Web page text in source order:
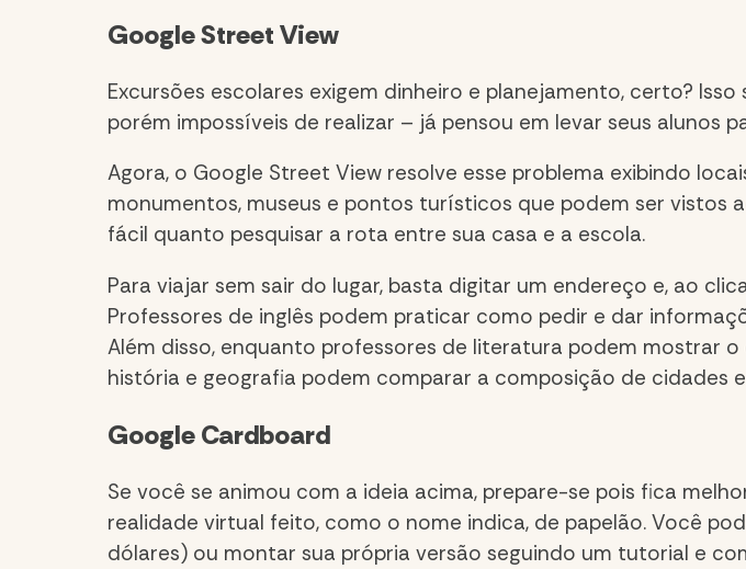
Google Street View
Excursões escolares exigem dinheiro e planejamento, certo?
porém impossíveis de realizar – já pensou em levar seus alunos
Agora, o Google Street View resolve esse problema exibindo
monumentos, museus e pontos turísticos que podem ser vistos
fácil quanto pesquisar a rota entre sua casa e a escola.
Para viajar sem sair do lugar, basta digitar um endereço e, ao
Professores de inglês podem praticar como pedir e dar
Além disso, enquanto professores de literatura podem mostrar
história e geografia podem comparar a composição de cidades
Google Cardboard
Se você se animou com a ideia acima, prepare-se pois fica
realidade virtual feito, como o nome indica, de papelão. Você
dólares) ou montar sua própria versão seguindo um tutorial e